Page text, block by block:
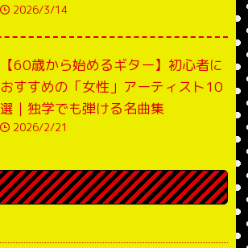
2026/3/14
【60歳から始めるギター】初心者に
おすすめの「女性」アーティスト10
選｜独学でも弾ける名曲集
2026/2/21